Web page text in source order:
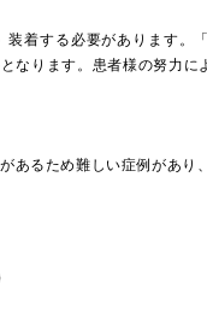
着する必要があります。
なります。患者様の努力
あるため難しい症例があり